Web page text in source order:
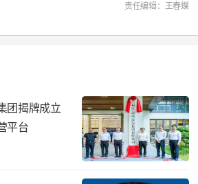
责任编辑：王春蝶
团揭牌成立
平台